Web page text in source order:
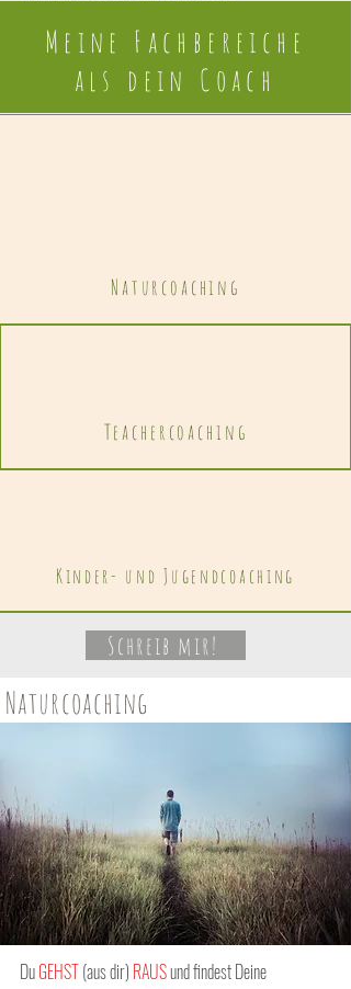
Meine Fachbereiche
als dein Coach
Naturcoaching
Teachercoaching
Kinder- und Jugendcoaching
Schreib mir!
Naturcoaching
DuGEHST(aus dir) RAUSund findest Deine